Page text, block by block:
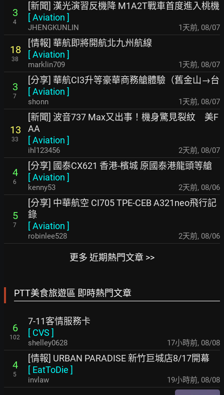
3
4
[新聞] 漢光演習反機降 M1A2T戰車首度進入桃機
[Aviation ]
JHENGKUNLIN 1天前, 08/07
18
38
[情報] 華航即將開航北九州航線
[Aviation ]
marklin709 1天前, 08/07
3
7
[分享] 華航CI3升等豪華商務艙體驗（舊金山→台
[Aviation ]
shonn 1天前, 08/07
13
33
[新聞] 波音737 Max又出事！機身驚見裂紋 美F
AA
[Aviation ]
ihl123456 2天前, 08/07
4
6
[分享] 國泰CX621 香港-檳城 原國泰港龍頭等艙
[Aviation ]
kenny53 2天前, 08/06
5
7
[分享] 中華航空 CI705 TPE-CEB A321neo飛行記
錄
[Aviation ]
robinlee528 2天前, 08/06
更多 近期熱門文章 >>
PTT美食旅遊區 即時熱門文章
6
102
7-11客情服務卡
[ CVS ]
shelley0628 17小時前, 08/08
4
5
[情報] URBAN PARADISE 新竹巨城店8/17開幕
[ EatToDie ]
invlaw 19小時前, 08/08